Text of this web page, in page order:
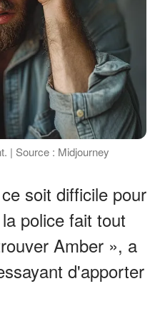
| Source : Midjourney
soit difficile pour
police fait tout
Amber », a
d'apporter